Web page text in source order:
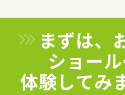
まずは、
ショー
体験してみ